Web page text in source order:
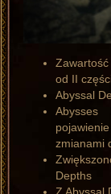
od II
Abyssal
Abysses
zmianami
Depths